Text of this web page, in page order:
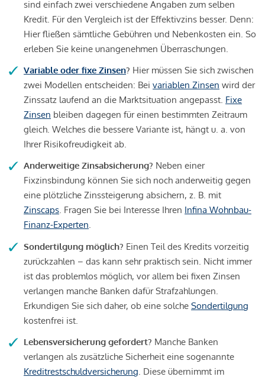
sind einfach zwei verschiedene Angaben zum selben
Kredit. Für den Vergleich ist der Effektivzins besser. Denn:
Hier fließen sämtliche Gebühren und Nebenkosten ein. So
erleben Sie keine unangenehmen Überraschungen.
Variable oder fixe Zinsen? Hier müssen Sie sich zwischen
zwei Modellen entscheiden: Bei variablen Zinsen wird der
Zinssatz laufend an die Marktsituation angepasst. Fixe
Zinsen bleiben dagegen für einen bestimmten Zeitraum
gleich. Welches die bessere Variante ist, hängt u. a. von
Ihrer Risikofreudigkeit ab.
Anderweitige Zinsabsicherung? Neben einer
Fixzinsbindung können Sie sich noch anderweitig gegen
eine plötzliche Zinssteigerung absichern, z. B. mit
Zinscaps. Fragen Sie bei Interesse Ihren Infina Wohnbau-
Finanz-Experten.
Sondertilgung möglich? Einen Teil des Kredits vorzeitig
zurückzahlen – das kann sehr praktisch sein. Nicht immer
ist das problemlos möglich, vor allem bei fixen Zinsen
verlangen manche Banken dafür Strafzahlungen.
Erkundigen Sie sich daher, ob eine solche Sondertilgung
kostenfrei ist.
Lebensversicherung gefordert? Manche Banken
verlangen als zusätzliche Sicherheit eine sogenannte
Kreditrestschuldversicherung. Diese übernimmt im